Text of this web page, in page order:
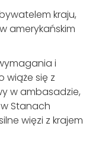
kraju,
amerykańskim
i
wiąże się z
w ambasadzie,
Stanach
więzi z krajem